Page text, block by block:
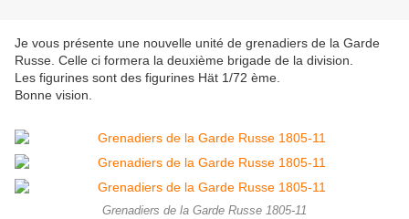
Je vous présente une nouvelle unité de grenadiers de la Garde
Russe. Celle ci formera la deuxième brigade de la division.
Les figurines sont des figurines Hät 1/72 ème.
Bonne vision.
Grenadiers de la Garde Russe 1805-11